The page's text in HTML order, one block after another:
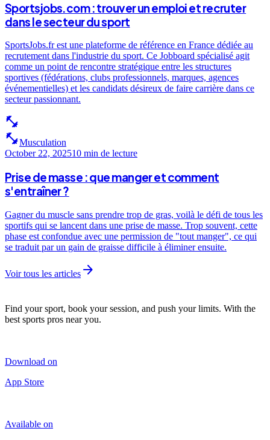
Sportsjobs.com : trouver un emploi et recruter
dans le secteur du sport
SportsJobs.fr est une plateforme de référence en France dédiée au
recrutement dans l'industrie du sport. Ce Jobboard spécialisé agit
comme un point de rencontre stratégique entre les structures
sportives (fédérations, clubs professionnels, marques, agences
événementielles) et les candidats désireux de faire carrière dans ce
secteur passionnant.
fitness_center
fitness_centerMusculation
October 22, 202510 min de lecture
Prise de masse : que manger et comment
s'entraîner ?
Gagner du muscle sans prendre trop de gras, voilà le défi de tous les
sportifs qui se lancent dans une prise de masse. Trop souvent, cette
phase est confondue avec une permission de "tout manger", ce qui
se traduit par un gain de graisse difficile à éliminer ensuite.
Voir tous les articles arrow_forward
Find your sport, book your session, and push your limits. With the
best sports pros near you.
Download on
App Store
Available on